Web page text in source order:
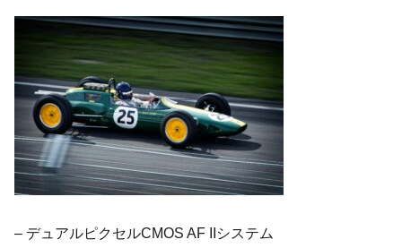
– デュアルピクセルCMOS AF IIシステム